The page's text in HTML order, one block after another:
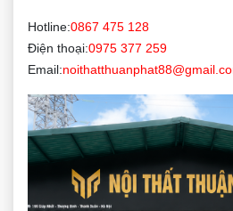
Hotline:0867 475 128
Điện thoại:0975 377 259
Email: